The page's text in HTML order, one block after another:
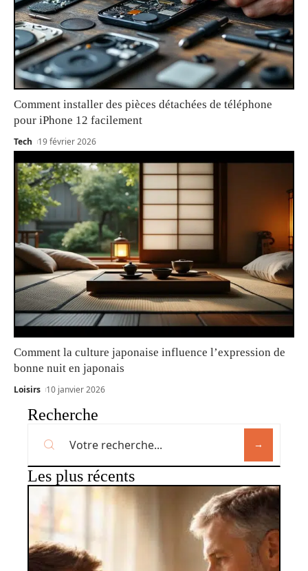
Comment installer des pièces détachées de téléphone
pour iPhone 12 facilement
Tech 19 février 2026
Comment la culture japonaise influence l’expression de
bonne nuit en japonais
Loisirs 10 janvier 2026
Recherche
Les plus récents